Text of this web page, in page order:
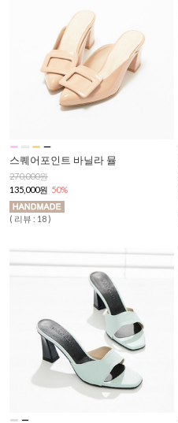
스퀘어포인트 바닐라 뮬
270,000원
135,000원 50%
( 리뷰 : 18 )